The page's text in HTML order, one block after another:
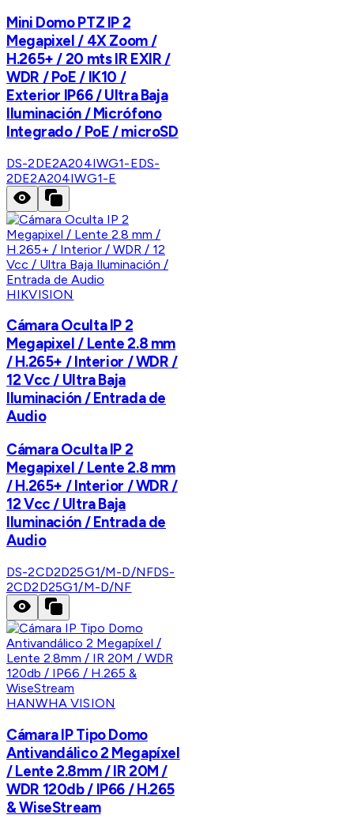
Mini Domo PTZ IP 2
Megapixel / 4X Zoom /
H.265+ / 20 mts IR EXIR /
WDR / PoE / IK10 /
Exterior IP66 / Ultra Baja
Iluminación / Micrófono
Integrado / PoE / microSD
DS-2DE2A204IWG1-EDS-
2DE2A204IWG1-E
HIKVISION
Cámara Oculta IP 2
Megapixel / Lente 2.8 mm
/ H.265+ / Interior / WDR /
12 Vcc / Ultra Baja
Iluminación / Entrada de
Audio
Cámara Oculta IP 2
Megapixel / Lente 2.8 mm
/ H.265+ / Interior / WDR /
12 Vcc / Ultra Baja
Iluminación / Entrada de
Audio
DS-2CD2D25G1/M-D/NFDS-
2CD2D25G1/M-D/NF
HANWHA VISION
Cámara IP Tipo Domo
Antivandálico 2 Megapíxel
/ Lente 2.8mm / IR 20M /
WDR 120db / IP66 / H.265
& WiseStream